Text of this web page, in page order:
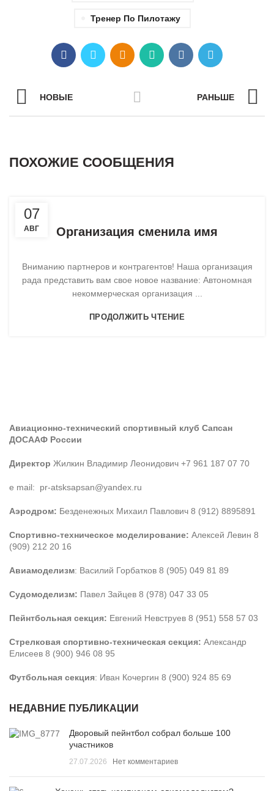
Тренер По Пилотажу
НОВЫЕ РАНЬШЕ
ПОХОЖИЕ СООБЩЕНИЯ
07
АВГ Организация сменила имя
Вниманию партнеров и контрагентов! Наша организация
рада представить вам свое новое название: Автономная
некоммерческая организация ...
ПРОДОЛЖИТЬ ЧТЕНИЕ
Авиационно-технический спортивный клуб Сапсан
ДОСААФ России
Директор Жилкин Владимир Леонидович +7 961 187 07 70
e mail: pr-atsksapsan@yandex.ru
Аэродром: Безденежных Михаил Павлович 8 (912) 8895891
Спортивно-техническое моделирование: Алексей Левин 8
(909) 212 20 16
Авиамоделизм: Василий Горбатков 8 (905) 049 81 89
Судомоделизм: Павел Зайцев 8 (978) 047 33 05
Пейнтбольная секция: Евгений Невструев 8 (951) 558 57 03
Стрелковая спортивно-техническая секция: Александр
Елисеев 8 (900) 946 08 95
Футбольная секция: Иван Кочергин 8 (900) 924 85 69
НЕДАВНИЕ ПУБЛИКАЦИИ
Дворовый пейнтбол собрал больше 100
участников
27.07.2026 Нет комментариев